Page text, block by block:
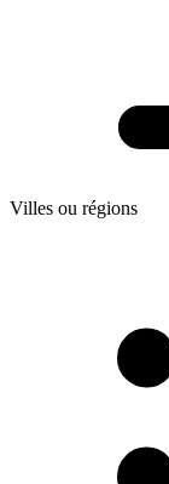
Villes ou régions